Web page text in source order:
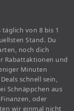
von 8 bis 1
Stand. Du
noch dich
Rabattaktionen und
Minuten
schnell sein,
Schnäppchen aus
oder
wir einmal nicht